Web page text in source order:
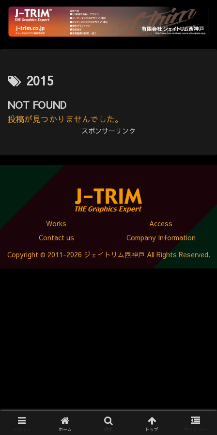
2015
NOT FOUND
投稿が見つかりませんでした。
スポンサーリンク
Works
Access
Contact us
Company Information
Copyright © 2011-2026 ジェイトリム西神戸 All Rights Reserved.
ホーム トップ